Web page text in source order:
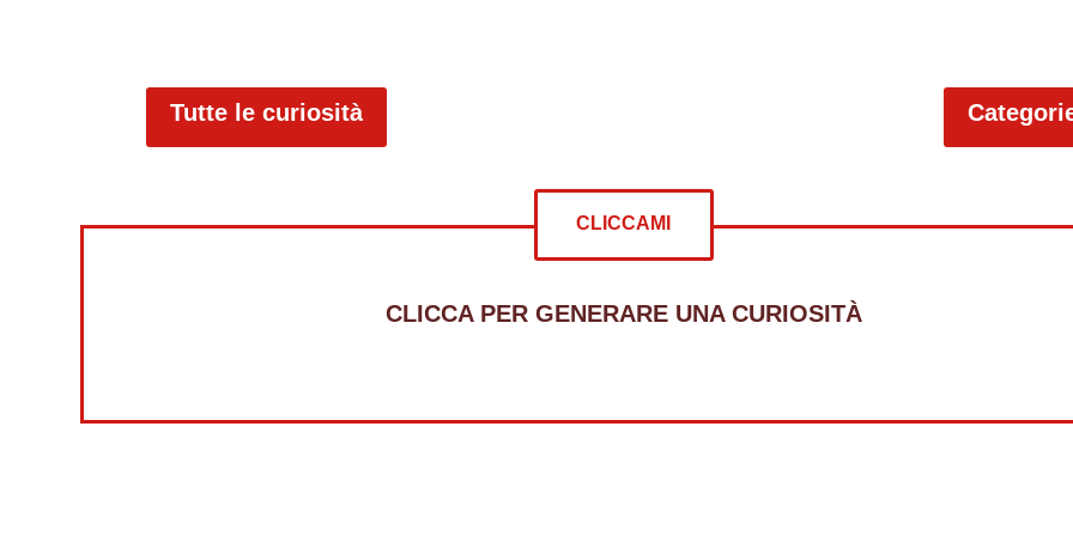
Tutte le curiosità
CLICCAMI
CLICCA PER GENERARE UNA CURIOSITÀ